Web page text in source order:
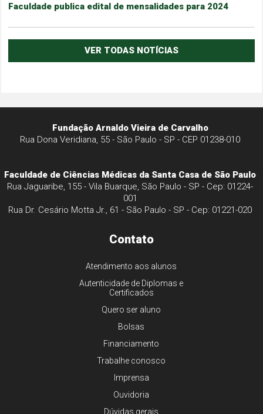
Faculdade publica edital de mensalidades para 2024
VER TODAS NOTÍCIAS
Fundação Arnaldo Vieira de Carvalho
Rua Dona Veridiana, 55 - São Paulo - SP - CEP 01238-010
Faculdade de Ciências Médicas da Santa Casa de São Paulo
Rua Jaguaribe, 155 - Vila Buarque, São Paulo - SP - Cep: 01224-
001
Rua Dr. Cesário Motta Jr., 61 - São Paulo - SP - Cep: 01221-020
Contato
Atendimento aos alunos
Autenticidade de Diplomas e
Certificados
Quero ser aluno
Bolsas
Financiamento
Trabalhe conosco
Imprensa
Ouvidoria
Dúvidas gerais